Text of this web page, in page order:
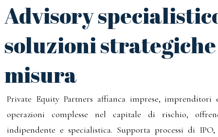
Advisory
soluzioni
misura
Private Equity Partners affianca imprese,
operazioni complesse nel capitale di rischio,
indipendente e specialistica. Supporta processi di